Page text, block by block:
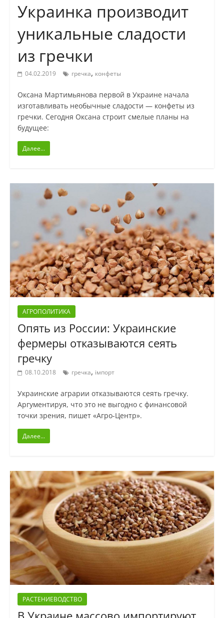
Украинка производит
уникальные сладости
из гречки
04.02.2019 гречка, конфеты
Оксана Мартимьянова первой в Украине начала
изготавливать необычные сладости — конфеты из
гречки. Сегодня Оксана строит смелые планы на
будущее:
Далее...
АГРОПОЛИТИКА
Опять из России: Украинские
фермеры отказываются сеять
гречку
08.10.2018 гречка, імпорт
Украинские аграрии отказываются сеять гречку.
Аргументируя, что это не выгодно с финансовой
точки зрения, пишет «Агро-Центр».
Далее...
РАСТЕНИЕВОДСТВО